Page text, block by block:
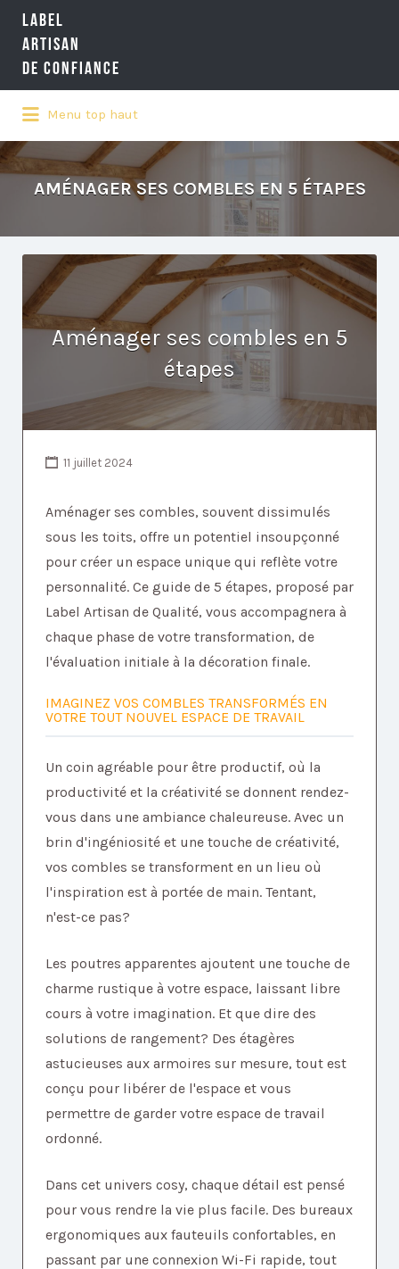
LABEL
ARTISAN
DE CONFIANCE
LA RÉFÉRENCE QUALITÉ NATIONALE
DE L'ARTISANAT
Rechercher:
Menu top haut
AMÉNAGER SES COMBLES EN 5 ÉTAPES
Aménager ses combles en 5
étapes
11 juillet 2024
Aménager ses combles, souvent dissimulés
sous les toits, offre un potentiel insoupçonné
pour créer un espace unique qui reflète votre
personnalité. Ce guide de 5 étapes, proposé par
Label Artisan de Qualité, vous accompagnera à
chaque phase de votre transformation, de
l'évaluation initiale à la décoration finale.
IMAGINEZ VOS COMBLES TRANSFORMÉS EN
VOTRE TOUT NOUVEL ESPACE DE TRAVAIL
Un coin agréable pour être productif, où la
productivité et la créativité se donnent rendez-
vous dans une ambiance chaleureuse. Avec un
brin d'ingéniosité et une touche de créativité,
vos combles se transforment en un lieu où
l'inspiration est à portée de main. Tentant,
n'est-ce pas?
Les poutres apparentes ajoutent une touche de
charme rustique à votre espace, laissant libre
cours à votre imagination. Et que dire des
solutions de rangement? Des étagères
astucieuses aux armoires sur mesure, tout est
conçu pour libérer de l'espace et vous
permettre de garder votre espace de travail
ordonné.
Dans cet univers cosy, chaque détail est pensé
pour vous rendre la vie plus facile. Des bureaux
ergonomiques aux fauteuils confortables, en
passant par une connexion Wi-Fi rapide, tout